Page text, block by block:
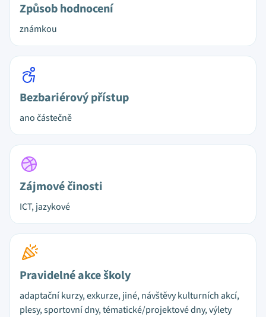
Způsob hodnocení
známkou
Bezbariérový přístup
ano částečně
Zájmové činosti
ICT, jazykové
Pravidelné akce školy
adaptační kurzy, exkurze, jiné, návštěvy kulturních akcí,
plesy, sportovní dny, tématické/projektové dny, výlety